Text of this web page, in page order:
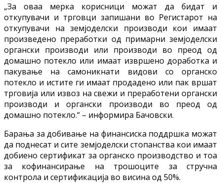
„За оваа мерка корисници можат да бидат и
откупувачи и трговци запишани во Регистарот на
откупувачи на земјоделски производи кои имаат
произведено преработки од примарни земјоделски
органски производи или производи во преод од
домашно потекло или имаат извршено доработка и
пакување на самоникнати видови со органско
потекло и истите ги имаат продадено или пак вршат
трговија или извоз на свежи и преработени органски
производи и органски производи во преод од
домашно потекло.“ – информира Бачовски.
Барања за добивање на финансиска поддршка можат
да поднесат и сите земјоделски стопанства кои имаат
добиено сертификат за органско производство и тоа
за кофинансирање на трошоците за стручна
контрола и сертификација во висина од 50%.